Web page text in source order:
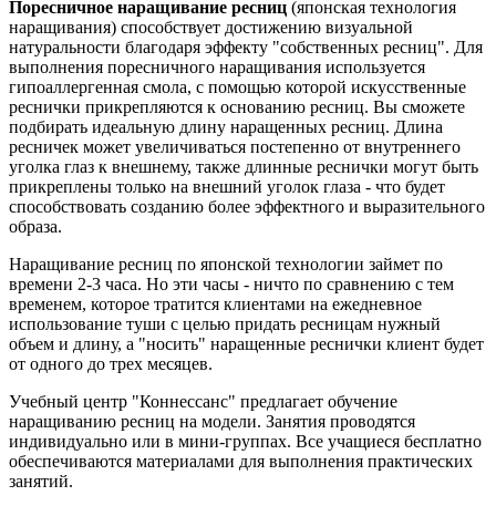
Поресничное наращивание ресниц (японская технология
наращивания) способствует достижению визуальной
натуральности благодаря эффекту "собственных ресниц". Для
выполнения поресничного наращивания используется
гипоаллергенная смола, с помощью которой искусственные
реснички прикрепляются к основанию ресниц. Вы сможете
подбирать идеальную длину наращенных ресниц. Длина
ресничек может увеличиваться постепенно от внутреннего
уголка глаз к внешнему, также длинные реснички могут быть
прикреплены только на внешний уголок глаза - что будет
способствовать созданию более эффектного и выразительного
образа.
Наращивание ресниц по японской технологии займет по
времени 2-3 часа. Но эти часы - ничто по сравнению с тем
временем, которое тратится клиентами на ежедневное
использование туши с целью придать ресницам нужный
объем и длину, а "носить" наращенные реснички клиент будет
от одного до трех месяцев.
Учебный центр "Коннессанс" предлагает обучение
наращиванию ресниц на модели. Занятия проводятся
индивидуально или в мини-группах. Все учащиеся бесплатно
обеспечиваются материалами для выполнения практических
занятий.